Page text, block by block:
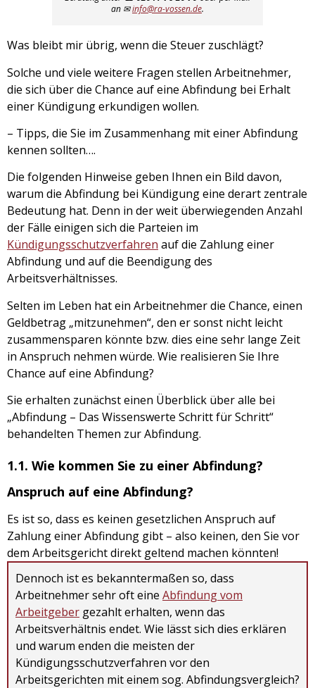
an ✉info@ra-vossen.de.
Was bleibt mir übrig, wenn die Steuer zuschlägt?
Solche und viele weitere Fragen stellen Arbeitnehmer,
die sich über die Chance auf eine Abfindung bei Erhalt
einer Kündigung erkundigen wollen.
– Tipps, die Sie im Zusammenhang mit einer Abfindung
kennen sollten….
Die folgenden Hinweise geben Ihnen ein Bild davon,
warum die Abfindung bei Kündigung eine derart zentrale
Bedeutung hat. Denn in der weit überwiegenden Anzahl
der Fälle einigen sich die Parteien im
Kündigungsschutzverfahren auf die Zahlung einer
Abfindung und auf die Beendigung des
Arbeitsverhältnisses.
Selten im Leben hat ein Arbeitnehmer die Chance, einen
Geldbetrag „mitzunehmen“, den er sonst nicht leicht
zusammensparen könnte bzw. dies eine sehr lange Zeit
in Anspruch nehmen würde. Wie realisieren Sie Ihre
Chance auf eine Abfindung?
Sie erhalten zunächst einen Überblick über alle bei
„Abfindung – Das Wissenswerte Schritt für Schritt“
behandelten Themen zur Abfindung.
1.1. Wie kommen Sie zu einer Abfindung?
Anspruch auf eine Abfindung?
Es ist so, dass es keinen gesetzlichen Anspruch auf
Zahlung einer Abfindung gibt – also keinen, den Sie vor
dem Arbeitsgericht direkt geltend machen könnten!
Dennoch ist es bekanntermaßen so, dass
Arbeitnehmer sehr oft eine Abfindung vom
Arbeitgeber gezahlt erhalten, wenn das
Arbeitsverhältnis endet. Wie lässt sich dies erklären
und warum enden die meisten der
Kündigungsschutzverfahren vor den
Arbeitsgerichten mit einem sog. Abfindungsvergleich?